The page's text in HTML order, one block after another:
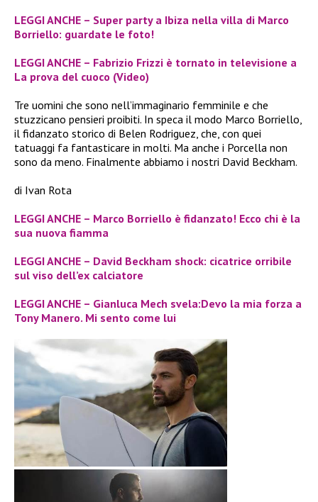
LEGGI ANCHE – Super party a Ibiza nella villa di Marco
Borriello: guardate le foto!
LEGGI ANCHE – Fabrizio Frizzi è tornato in televisione a
La prova del cuoco (Video)
Tre uomini che sono nell’immaginario femminile e che
stuzzicano pensieri proibiti. In speca il modo Marco Borriello,
il fidanzato storico di Belen Rodriguez, che, con quei
tatuaggi fa fantasticare in molti. Ma anche i Porcella non
sono da meno. Finalmente abbiamo i nostri David Beckham.
di Ivan Rota
LEGGI ANCHE – Marco Borriello è fidanzato! Ecco chi è la
sua nuova fiamma
LEGGI ANCHE – David Beckham shock: cicatrice orribile
sul viso dell’ex calciatore
LEGGI ANCHE – Gianluca Mech svela:Devo la mia forza a
Tony Manero. Mi sento come lui